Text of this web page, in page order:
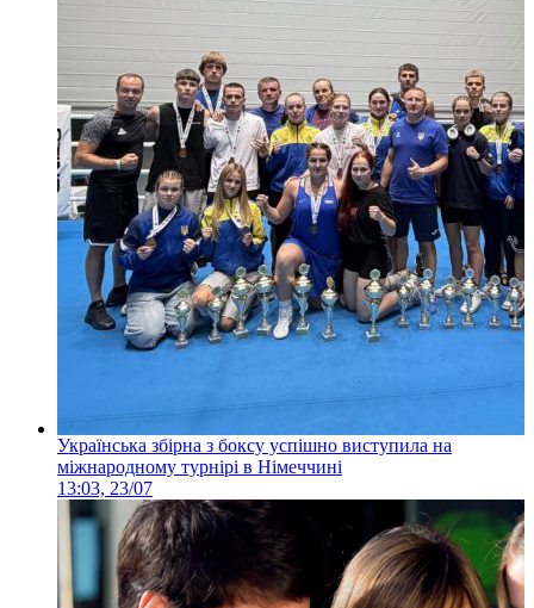
Українська збірна з боксу успішно виступила на
міжнародному турнірі в Німеччині
13:03, 23/07